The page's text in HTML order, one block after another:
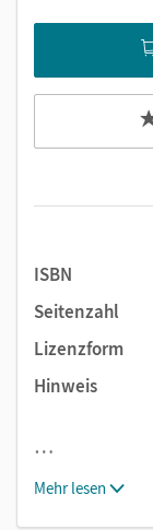
ISBN
Seitenzahl
Lizenzform
Hinweis
…
Mehr lesen